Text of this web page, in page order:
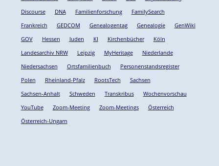
Discourse
DNA Familienforschung
FamilySearch
Frankreich
GEDCOM Genealogentag Genealogie
GenWiki
GOV
Hessen Juden KI Kirchenbücher
Köln
Landesarchiv NRW
Leipzig MyHeritage
Niederlande
Niedersachsen
Ortsfamilienbuch
Personenstandsregister
Polen
Rheinland-Pfalz RootsTech
Sachsen
Sachsen-Anhalt
Schweden Transkribus
Wochenvorschau
YouTube
Zoom-Meeting Zoom-Meetings
Österreich
Österreich-Ungarn